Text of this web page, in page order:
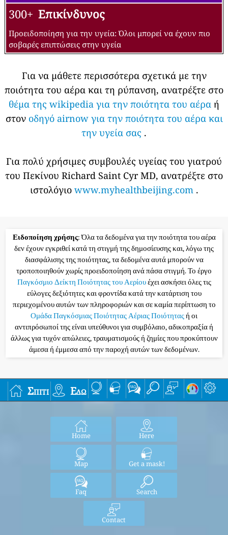
300+ Επικίνδυνος
Προειδοποίηση για την υγεία: Όλοι μπορεί να έχουν πιο
σοβαρές επιπτώσεις στην υγεία
Για να μάθετε περισσότερα σχετικά με την
ποιότητα του αέρα και τη ρύπανση, ανατρέξτε στο
θέμα της wikipedia για την ποιότητα του αέρα ή
στον οδηγό airnow για την ποιότητα του αέρα και
την υγεία σας .
Για πολύ χρήσιμες συμβουλές υγείας του γιατρού
του Πεκίνου Richard Saint Cyr MD, ανατρέξτε στο
ιστολόγιο www.myhealthbeijing.com.
Ειδοποίηση χρήσης: Όλα τα δεδομένα για την ποιότητα του αέρα
δεν έχουν εγκριθεί κατά τη στιγμή της δημοσίευσης και, λόγω της
διασφάλισης της ποιότητας, τα δεδομένα αυτά μπορούν να
τροποποιηθούν χωρίς προειδοποίηση ανά πάσα στιγμή. Το έργο
Παγκόσμιο Δείκτη Ποιότητας του Αερίουέχει ασκήσει όλες τις
εύλογες δεξιότητες και φροντίδα κατά την κατάρτιση του
περιεχομένου αυτών των πληροφοριών και σε καμία περίπτωση το
Ομάδα Παγκόσμιας Ποιότητας Αέριας Ποιότηταςή οι
αντιπρόσωποί της είναι υπεύθυνοι για συμβόλαιο, αδικοπραξία ή
άλλως για τυχόν απώλειες, τραυματισμούς ή ζημίες που προκύπτουν
άμεσα ή έμμεσα από την παροχή αυτών των δεδομένων.
Σπίτι Εδώ
Home Here
Map Get a mask!
Faq Search
Contact